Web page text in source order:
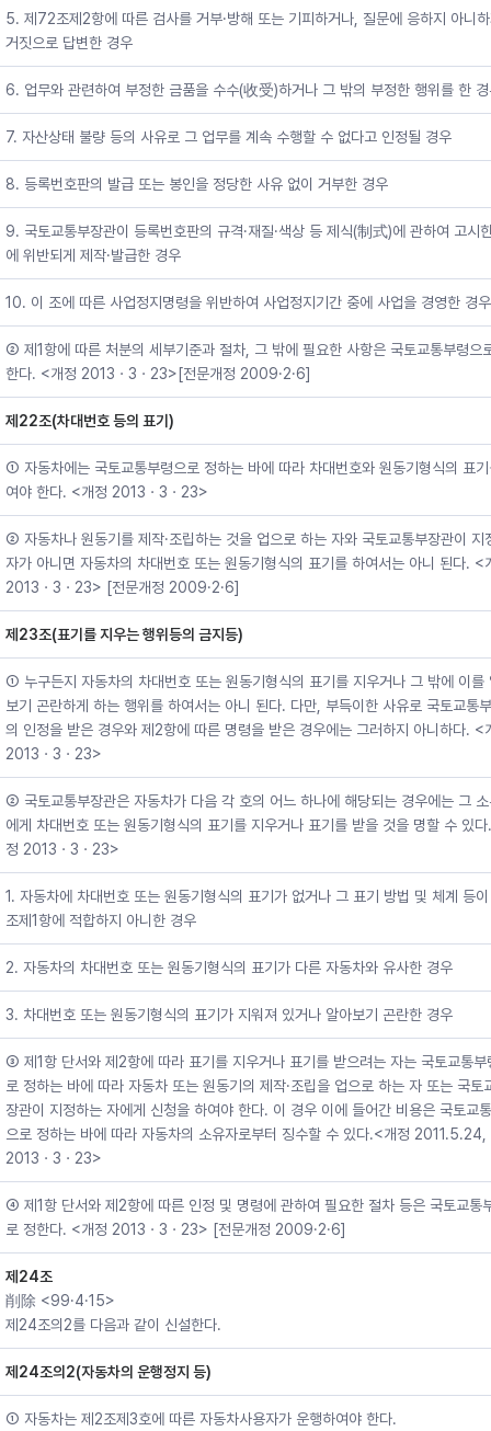
5. 제72조제2항에 따른 검사를 거부·방해 또는 기피하거나, 질문에 응하지 아니
거짓으로 답변한 경우
6. 업무와 관련하여 부정한 금품을 수수(收受)하거나 그 밖의 부정한 행위를 한
7. 자산상태 불량 등의 사유로 그 업무를 계속 수행할 수 없다고 인정될 경우
8. 등록번호판의 발급 또는 봉인을 정당한 사유 없이 거부한 경우
9. 국토교통부장관이 등록번호판의 규격·재질·색상 등 제식(制式)에 관하여 고시
에 위반되게 제작·발급한 경우
10. 이 조에 따른 사업정지명령을 위반하여 사업정지기간 중에 사업을 경영한 경우
② 제1항에 따른 처분의 세부기준과 절차, 그 밖에 필요한 사항은 국토교통부령으
한다. <개정 2013ㆍ3ㆍ23>[전문개정 2009·2·6]
제22조(차대번호 등의 표기)
① 자동차에는 국토교통부령으로 정하는 바에 따라 차대번호와 원동기형식의 표
여야 한다. <개정 2013ㆍ3ㆍ23>
② 자동차나 원동기를 제작·조립하는 것을 업으로 하는 자와 국토교통부장관이 지
자가 아니면 자동차의 차대번호 또는 원동기형식의 표기를 하여서는 아니 된다. <
2013ㆍ3ㆍ23> [전문개정 2009·2·6]
제23조(표기를 지우는 행위등의 금지등)
① 누구든지 자동차의 차대번호 또는 원동기형식의 표기를 지우거나 그 밖에 이를
보기 곤란하게 하는 행위를 하여서는 아니 된다. 다만, 부득이한 사유로 국토교통
의 인정을 받은 경우와 제2항에 따른 명령을 받은 경우에는 그러하지 아니하다. <
2013ㆍ3ㆍ23>
② 국토교통부장관은 자동차가 다음 각 호의 어느 하나에 해당되는 경우에는 그
에게 차대번호 또는 원동기형식의 표기를 지우거나 표기를 받을 것을 명할 수 있
정 2013ㆍ3ㆍ23>
1. 자동차에 차대번호 또는 원동기형식의 표기가 없거나 그 표기 방법 및 체계 등
조제1항에 적합하지 아니한 경우
2. 자동차의 차대번호 또는 원동기형식의 표기가 다른 자동차와 유사한 경우
3. 차대번호 또는 원동기형식의 표기가 지워져 있거나 알아보기 곤란한 경우
③ 제1항 단서와 제2항에 따라 표기를 지우거나 표기를 받으려는 자는 국토교통부
로 정하는 바에 따라 자동차 또는 원동기의 제작·조립을 업으로 하는 자 또는 국토
장관이 지정하는 자에게 신청을 하여야 한다. 이 경우 이에 들어간 비용은 국토교
으로 정하는 바에 따라 자동차의 소유자로부터 징수할 수 있다.<개정 2011.5.24,
2013ㆍ3ㆍ23>
④ 제1항 단서와 제2항에 따른 인정 및 명령에 관하여 필요한 절차 등은 국토교통
로 정한다. <개정 2013ㆍ3ㆍ23> [전문개정 2009·2·6]
제24조
削除 <99·4·15>
제24조의2를 다음과 같이 신설한다.
제24조의2(자동차의 운행정지 등)
① 자동차는 제2조제3호에 따른 자동차사용자가 운행하여야 한다.